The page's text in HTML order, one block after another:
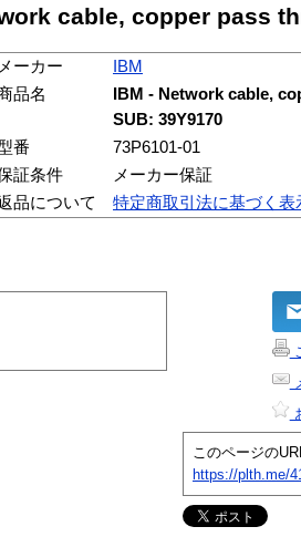
cable, copper pass
メーカー
IBM
品名
IBM - Network cable,
SUB: 39Y9170
番
73P6101-01
証条件
メーカー保証
品について
特定商取引法に基づく表
このページのURL
https://plth.me/